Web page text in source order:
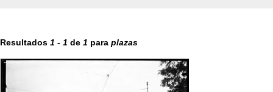
Resultados 1 - 1 de 1 para plazas